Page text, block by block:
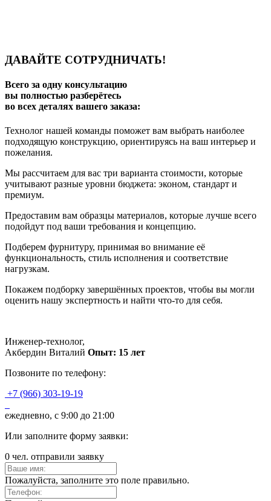
ДАВАЙТЕ СОТРУДНИЧАТЬ!
Всего за одну консультацию
вы полностью разберётесь
во всех деталях вашего заказа:
Технолог нашей команды поможет вам выбрать наиболее
подходящую конструкцию, ориентируясь на ваш интерьер и
пожелания.
Мы рассчитаем для вас три варианта стоимости, которые
учитывают разные уровни бюджета: эконом, стандарт и
премиум.
Предоставим вам образцы материалов, которые лучше всего
подойдут под ваши требования и концепцию.
Подберем фурнитуру, принимая во внимание её
функциональность, стиль исполнения и соответствие
нагрузкам.
Покажем подборку завершённых проектов, чтобы вы могли
оценить нашу экспертность и найти что-то для себя.
Инженер-технолог,
Акбердин Виталий Опыт: 15 лет
Позвоните по телефону:
+7 (966) 303-19-19
ежедневно, с 9:00 до 21:00
Или заполните форму заявки:
0 чел. отправили заявку
Пожалуйста, заполните это поле правильно.